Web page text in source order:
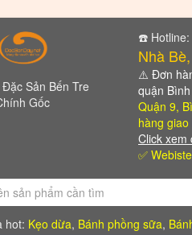
Sản Bến Tre
Gốc
☎️ Hotline:
Nhà
⚠️ Đơn
quận
Quận 9,
hàng
Click xem
✅
hot: Kẹo dừa, Bánh phồng sữa,